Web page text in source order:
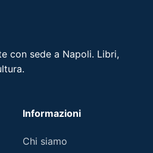
con sede a Napoli. Libri,
Informazioni
Chi siamo